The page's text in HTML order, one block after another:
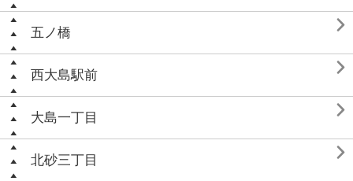
五ノ橋 
西大島駅前 
大島一丁目 
北砂三丁目 